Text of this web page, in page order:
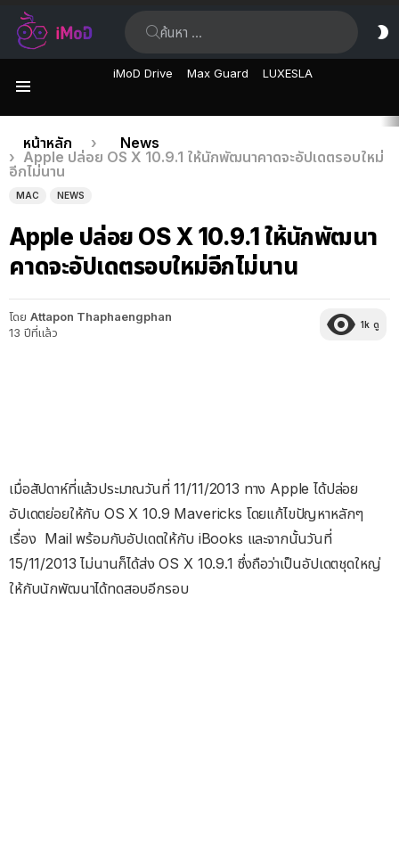
iMoD Drive Max Guard LUXESLA
เรื่อง
ล่าสุด
คุณอยู่ที่นี่:
หน้าหลัก
News
Apple ปล่อย OS X 10.9.1 ให้นักพัฒนาคาดจะอัปเดตรอบใหม่
อีกไม่นาน
MAC NEWS
Apple ปล่อย OS X 10.9.1 ให้นักพัฒนา
คาดจะอัปเดตรอบใหม่อีกไม่นาน
โดย Attapon Thaphaengphan
13 ปีที่แล้ว
1k ดู
เมื่อสัปดาห์ที่แล้วประมาณวันที่ 11/11/2013 ทาง Apple ได้ปล่อย
อัปเดตย่อยให้กับ OS X 10.9 Mavericks โดยแก้ไขปัญหาหลักๆ
เรื่อง Mail พร้อมกับอัปเดตให้กับ iBooks และจากนั้นวันที่
15/11/2013 ไม่นานก็ได้ส่ง OS X 10.9.1 ซึ่งถือว่าเป็นอัปเดตชุดใหญ่
ให้กับนักพัฒนาได้ทดสอบอีกรอบ